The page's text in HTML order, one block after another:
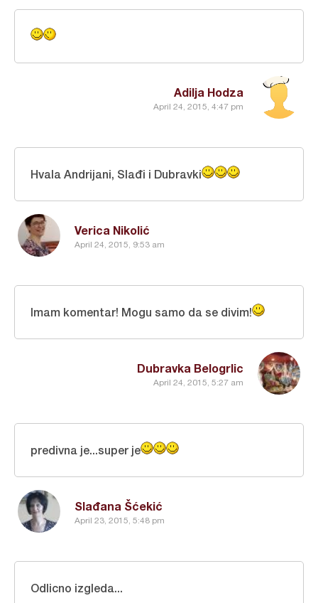
Adilja Hodza
April 24, 2015, 4:47 pm
Verica Nikolić
April 24, 2015, 9:53 am
Hvala Andrijani, Slađi i Dubravki
Dubravka Belogrlic
April 24, 2015, 5:27 am
Imam komentar! Mogu samo da se divim!
Slađana Šćekić
April 23, 2015, 5:48 pm
predivna je...super je
Odlicno izgleda...